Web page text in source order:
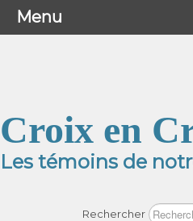
Croix en
Les témoins de
Rechercher
Menu
Menu